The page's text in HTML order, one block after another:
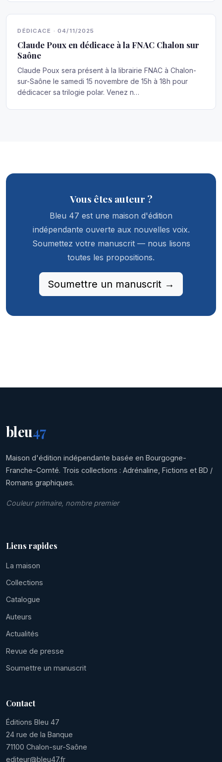
DÉDICACE · 04/11/2025
Claude Poux en dédicace à la FNAC Chalon sur
Saône
Claude Poux sera présent à la librairie FNAC à Chalon-
sur-Saône le samedi 15 novembre de 15h à 18h pour
dédicacer sa trilogie polar. Venez n…
Vous êtes auteur ?
Bleu 47 est une maison d'édition
indépendante ouverte aux nouvelles voix.
Soumettez votre manuscrit — nous lisons
toutes les propositions.
Soumettre un manuscrit →
bleu47
Maison d'édition indépendante basée en Bourgogne-
Franche-Comté. Trois collections : Adrénaline, Fictions et BD /
Romans graphiques.
Couleur primaire, nombre premier
Liens rapides
La maison
Collections
Catalogue
Auteurs
Actualités
Revue de presse
Soumettre un manuscrit
Contact
Éditions Bleu 47
24 rue de la Banque
71100 Chalon-sur-Saône
editeur@bleu47.fr